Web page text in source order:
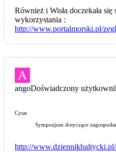
Również i Wisła doczekała
wykorzystania :
http://www.portalmorski.pl/
A
angoDoświadczony
Cytat
Sympozjum dotyczące
http://